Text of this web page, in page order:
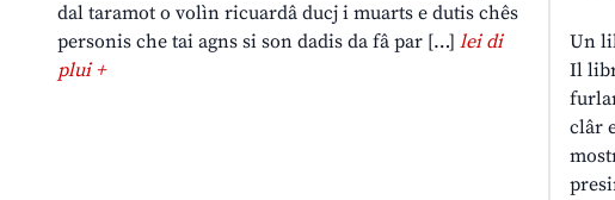
dal taramot o volìn ricuardâ ducj i muarts e dutis chês
personis che tai agns si son dadis da fâ par […] lei di
plui +
Un
Il
clâr